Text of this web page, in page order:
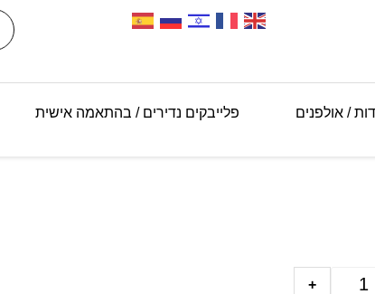
/ אולפנים פלייבקים נדירים / בהתאמה אישית
+